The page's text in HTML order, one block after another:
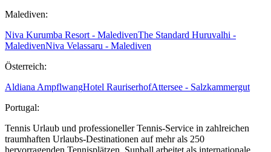
Malediven:
Niva Kurumba Resort - MaledivenThe Standard Huruvalhi -
MaledivenNiva Velassaru - Malediven
Österreich:
Aldiana AmpflwangHotel RauriserhofAttersee - Salzkammergut
Portugal:
Tennis Urlaub und professioneller Tennis-Service in zahlreichen
traumhaften Urlaubs-Destinationen auf mehr als 250